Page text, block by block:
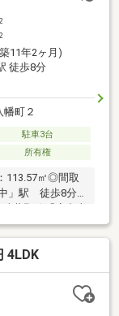
2
2
11年2ヶ月)
徒歩8分
町２
駐車3台
所有権
113.57㎡◎間取
」駅 徒歩8分
赤みのあるのオ
おります。◆パ
る外観です。
の雰囲気に包ま
化住宅となって
仕切りを設置の
4LDK